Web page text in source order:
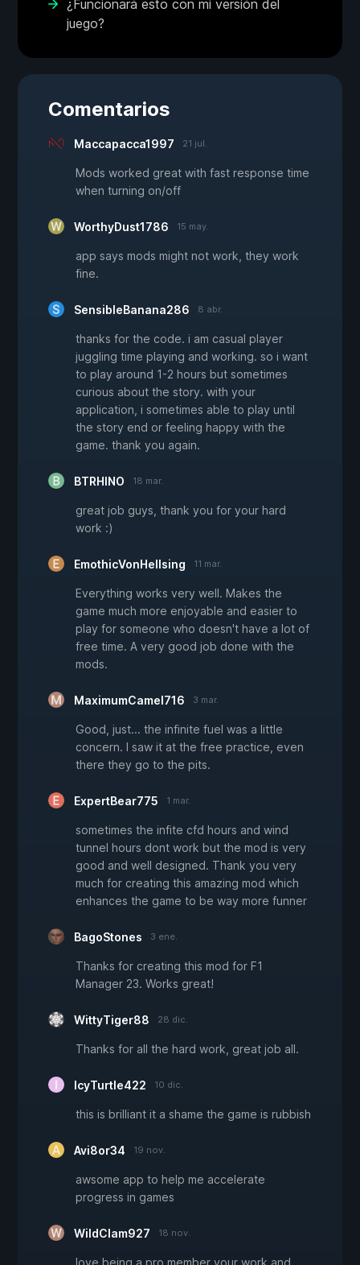
¿Funcionará esto con mi versión del
juego?
Comentarios
Maccapacca1997 21 jul.
Mods worked great with fast response time
when turning on/off
WorthyDust1786 15 may.
app says mods might not work, they work
fine.
SensibleBanana286 8 abr.
thanks for the code. i am casual player
juggling time playing and working. so i want
to play around 1-2 hours but sometimes
curious about the story. with your
application, i sometimes able to play until
the story end or feeling happy with the
game. thank you again.
BTRHINO 18 mar.
great job guys, thank you for your hard
work :)
EmothicVonHellsing 11 mar.
Everything works very well. Makes the
game much more enjoyable and easier to
play for someone who doesn't have a lot of
free time. A very good job done with the
mods.
MaximumCamel716 3 mar.
Good, just... the infinite fuel was a little
concern. I saw it at the free practice, even
there they go to the pits.
ExpertBear775 1 mar.
sometimes the infite cfd hours and wind
tunnel hours dont work but the mod is very
good and well designed. Thank you very
much for creating this amazing mod which
enhances the game to be way more funner
BagoStones 3 ene.
Thanks for creating this mod for F1
Manager 23. Works great!
WittyTiger88 28 dic.
Thanks for all the hard work, great job all.
IcyTurtle422 10 dic.
this is brilliant it a shame the game is rubbish
Avi8or34 19 nov.
awsome app to help me accelerate
progress in games
WildClam927 18 nov.
love being a pro member your work and